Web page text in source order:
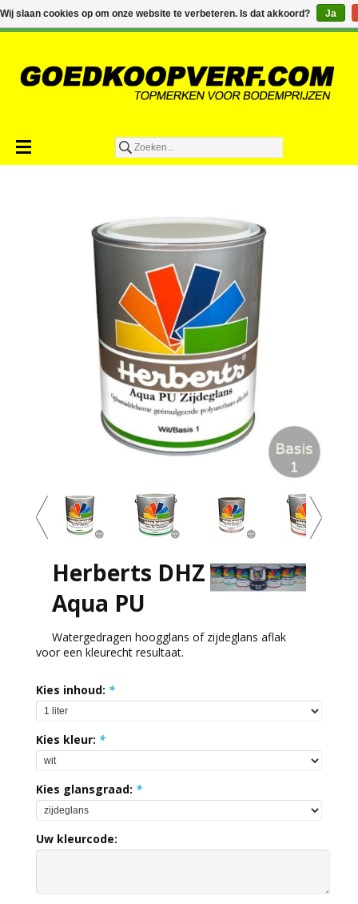
€0,00
Herberts DHZ
Aqua PU
Watergedragen hoogglans of zijdeglans aflak
voor een kleurecht resultaat.
Kies inhoud: *
Kies kleur: *
Kies glansgraad: *
Uw kleurcode:
Toevoegen aan winkelwagen
Wij slaan cookies op om onze website te verbeteren. Is dat akkoord? Ja